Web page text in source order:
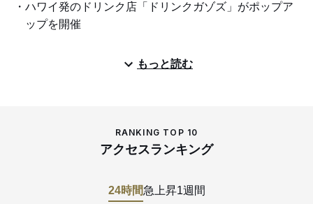
ハワイ発のドリンク店「ドリンクガゾズ」がポップア
ップを開催
もっと読む
RANKING TOP 10
アクセスランキング
24時間急上昇1週間